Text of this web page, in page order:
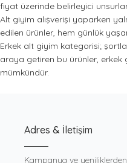
fiyat üzerinde belirleyici
Alt giyim alışverişi yaparken
edilen ürünler, hem günlük
Erkek alt giyim kategorisi;
araya getiren bu ürünler,
mümkündür.
Adres & İletişim
Kampanya ve